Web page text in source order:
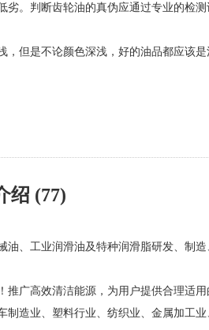
劣。判断齿轮油的真伪应通过专业的检
，但是不论颜色深浅，好的油品都应该
绍 (77)
油、工业润滑油及特种润滑脂研发、制
推广高效清洁能源，为用户提供合理适
制造业、塑料行业、纺织业、金属加工